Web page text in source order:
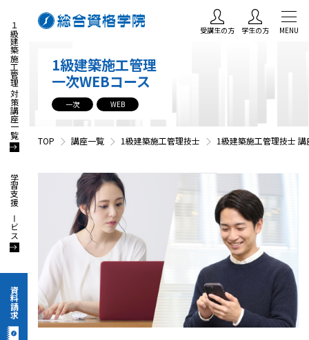
１級建築施工管理 対策講座一覧
学習支援サービス
資料請求
受講生の方 学生の方 MENU
1級建築施工管理
一次WEBコース
一次 WEB
TOP 講座一覧 1級建築施工管理技士 1級建築施工管理技士 講